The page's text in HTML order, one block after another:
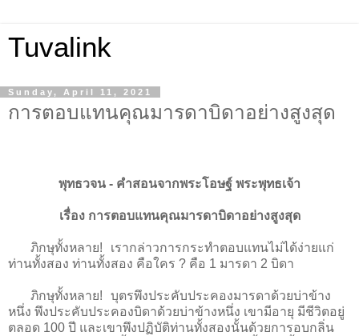
Tuvalink
Sunday, April 11, 2021
การตอบแทนคุณมารดาบิดาอย่างสูงสุด
พุทธวจน - คําสอนจากพระโอษฐ์ พระพุทธเจ้า
เรื่อง การตอบแทนคุณมารดาบิดาอย่างสูงสุด
ภิกษุทั้งหลาย! เรากล่าวการกระทำตอบแทนไม่ได้ง่ายแก่
ท่านทั้งสอง ท่านทั้งสอง คือใคร ? คือ 1 มารดา 2 บิดา
ภิกษุทั้งหลาย! บุตรพึงประคับประคองมารดาด้วยบ่าข้าง
หนึ่ง พึงประคับประคองบิดาด้วยบ่าข้างหนึ่ง เขามีอายุ มีชีวิตอยู่
ตลอด 100 ปี และเขาพึงปฏิบัติท่านทั้งสองนั้นด้วยการอบกลิ่น